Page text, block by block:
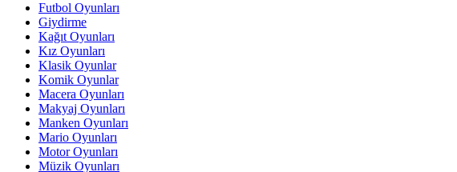
Futbol Oyunları
Giydirme
Kağıt Oyunları
Kız Oyunları
Klasik Oyunlar
Komik Oyunlar
Macera Oyunları
Makyaj Oyunları
Manken Oyunları
Mario Oyunları
Motor Oyunları
Müzik Oyunları